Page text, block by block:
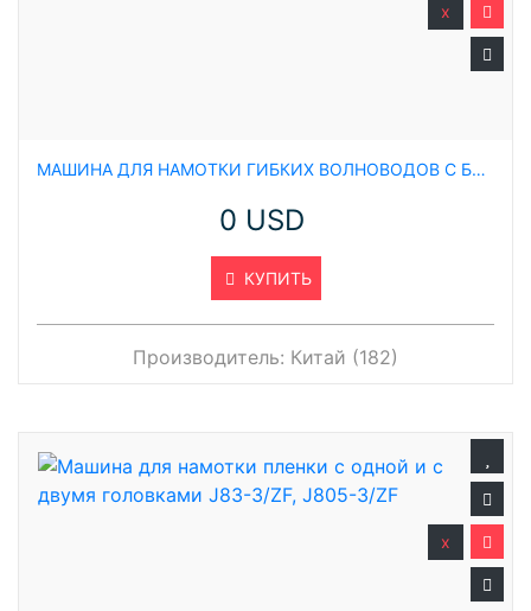
МАШИНА ДЛЯ НАМОТКИ ГИБКИХ ВОЛНОВОДОВ С БЛОКИРОВКОЙ
0 USD
КУПИТЬ
x
Производитель: Китай (182)
x